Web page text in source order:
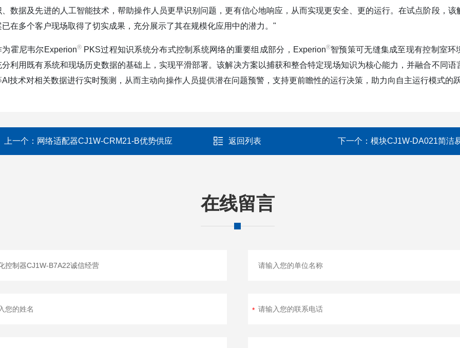
、数据及先进的人工智能技术，帮助操作人员更早识别问题，更有信心地响应，从而实现更安全、更的运行。在试点阶段，该
已在多个客户现场取得了切实成果，充分展示了其在规模化应用中的潜力。"
为霍尼韦尔Experion®️PKS过程知识系统分布式控制系统网络的重要组成部分，Experion®️智预策可无缝集成至现有控制室环
分利用既有系统和现场历史数据的基础上，实现平滑部署。该解决方案以捕获和整合特定现场知识为核心能力，并融合不同语
AI技术对相关数据进行实时预测，从而主动向操作人员提供潜在问题预警，支持更前瞻性的运行决策，助力向自主运行模式的
上一个： 网络适配器CJ1W-CRM21-B优势供应 返回列表 下一个： 模块CJ1W-DA021简洁
在线留言